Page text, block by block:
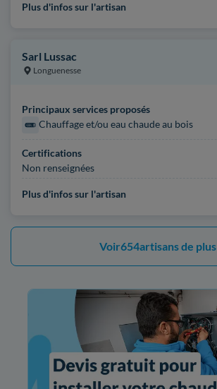
Plus d'infos sur l'artisan
Sarl Lussac
Longuenesse
Principaux services proposés
Chauffage et/ou eau chaude au bois
Certifications
Non renseignées
Plus d'infos sur l'artisan
Voir654artisans de plus